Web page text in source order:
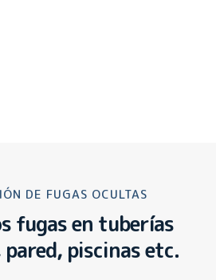
DE FUGAS OCULTAS
fugas en tuberías
piscinas etc.